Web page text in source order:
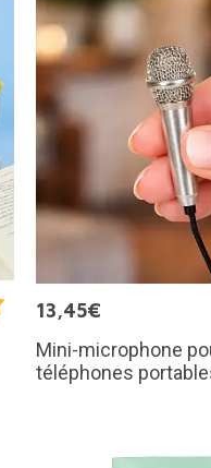
13,45€
Mini-microphone
téléphones